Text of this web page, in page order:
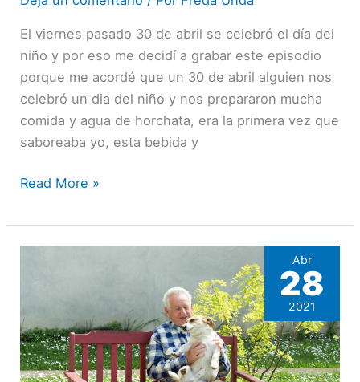
El viernes pasado 30 de abril se celebró el día del
niño y por eso me decidí a grabar este episodio
porque me acordé que un 30 de abril alguien nos
celebró un dia del niño y nos prepararon mucha
comida y agua de horchata, era la primera vez que
saboreaba yo, esta bebida y
a
tu
niño
interno.
Read More »
Abr
28
2021